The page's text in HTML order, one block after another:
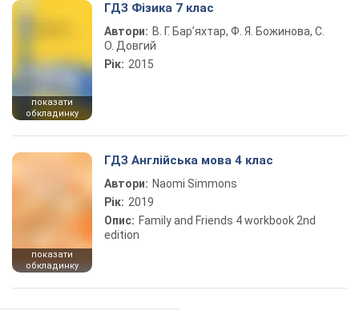
показати
обкладинку
ГДЗ Фізика 7 клас
Автори: В. Г. Бар’яхтар, Ф. Я. Божинова, С.
О. Довгий
Рік: 2015
показати
обкладинку
ГДЗ Англійська мова 4 клас
Автори: Naomi Simmons
Рік: 2019
Опис: Family and Friends 4 workbook 2nd
edition